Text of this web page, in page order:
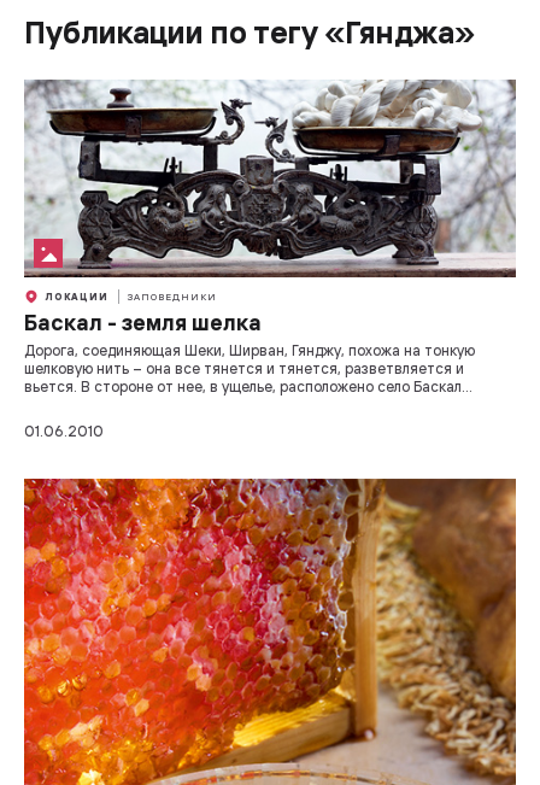
Публикации по тегу «Гянджа»
ЛОКАЦИИ ЗАПОВЕДНИКИ
Баскал - земля шелка
Дорога, соединяющая Шеки, Ширван, Гянджу, похожа на тонкую
шелковую нить – она все тянется и тянется, разветвляется и
вьется. В стороне от нее, в ущелье, расположено село Баскал…
01.06.2010